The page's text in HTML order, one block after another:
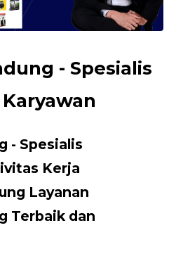
- Spesialis
- Spesialis
Kerja
Layanan
Terbaik dan